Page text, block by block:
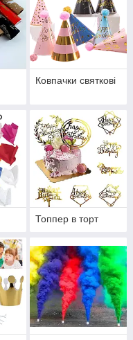
Ковпачки святкові
Топпер в торт